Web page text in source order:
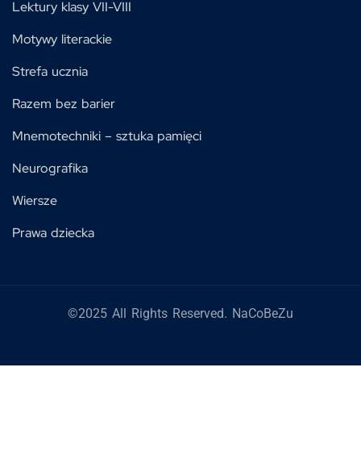
Lektury klasy VII-VIII
Motywy literackie
Strefa ucznia
Razem bez barier
Mnemotechniki – sztuka pamięci
Neurografika
Wiersze
Prawa dziecka
©2025 All Rights Reserved. NaCoBeZu